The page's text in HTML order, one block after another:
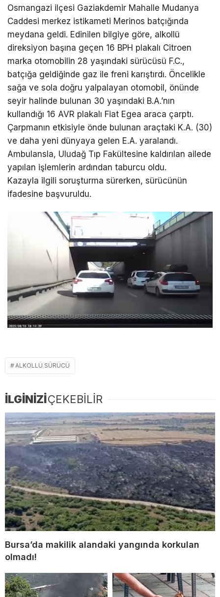
Osmangazi ilçesi Gaziakdemir Mahalle Mudanya
Caddesi merkez istikameti Merinos batçığında
meydana geldi. Edinilen bilgiye göre, alkollü
direksiyon başına geçen 16 BPH plakalı Citroen
marka otomobilin 28 yaşındaki sürücüsü F.C.,
batçığa geldiğinde gaz ile freni karıştırdı. Öncelikle
sağa ve sola doğru yalpalayan otomobil, önünde
seyir halinde bulunan 30 yaşındaki B.A.’nın
kullandığı 16 AVR plakalı Fiat Egea araca çarptı.
Çarpmanın etkisiyle önde bulunan araçtaki K.A. (30)
ve daha yeni dünyaya gelen E.A. yaralandı.
Ambulansla, Uludağ Tıp Fakültesine kaldırılan ailede
yapılan işlemlerin ardından taburcu oldu.
Kazayla ilgili soruşturma sürerken, sürücünün
ifadesine başvuruldu.
ALKOLLÜ SÜRÜCÜ
İLGİNİZİÇEKEBİLİR
Bursa’da makilik alandaki yangında korkulan
olmadı!